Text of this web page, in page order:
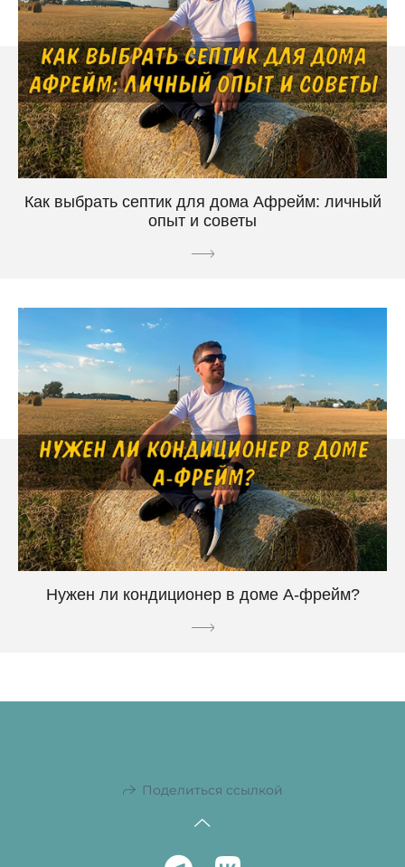
Как выбрать септик для дома Афрейм: личный
опыт и советы
Нужен ли кондиционер в доме А-фрейм?
Поделиться ссылкой